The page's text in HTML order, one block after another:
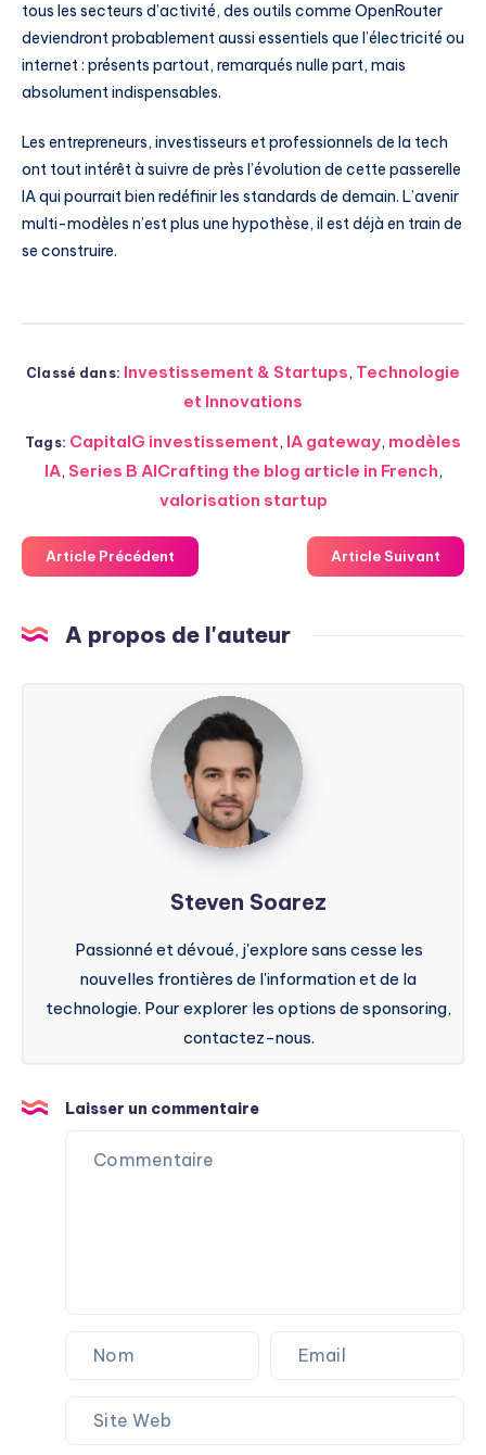
tous les secteurs d’activité, des outils comme OpenRouter
deviendront probablement aussi essentiels que l’électricité ou
internet : présents partout, remarqués nulle part, mais
absolument indispensables.
Les entrepreneurs, investisseurs et professionnels de la tech
ont tout intérêt à suivre de près l’évolution de cette passerelle
IA qui pourrait bien redéfinir les standards de demain. L’avenir
multi-modèles n’est plus une hypothèse, il est déjà en train de
se construire.
Classé dans: Investissement & Startups, Technologie
et Innovations
Tags: CapitalG investissement, IA gateway, modèles
IA, Series B AICrafting the blog article in French,
valorisation startup
Article Précédent Article Suivant
A propos de l'auteur
Steven
Soarez
Steven Soarez
Passionné et dévoué, j'explore sans cesse les
nouvelles frontières de l'information et de la
technologie. Pour explorer les options de sponsoring,
contactez-nous.
Laisser un commentaire